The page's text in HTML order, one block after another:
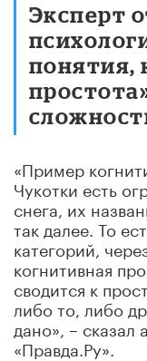
Эксперт
понятия,
«Пример
Чукотки есть
снега, их
так далее. То
категорий,
когнитивная
сводится к
либо то, либо
дано», –
«Правда.Ру».